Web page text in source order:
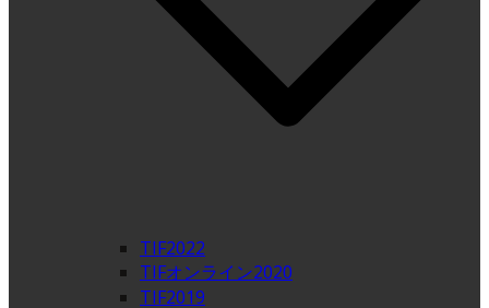
TIF2022
TIFオンライン2020
TIF2019